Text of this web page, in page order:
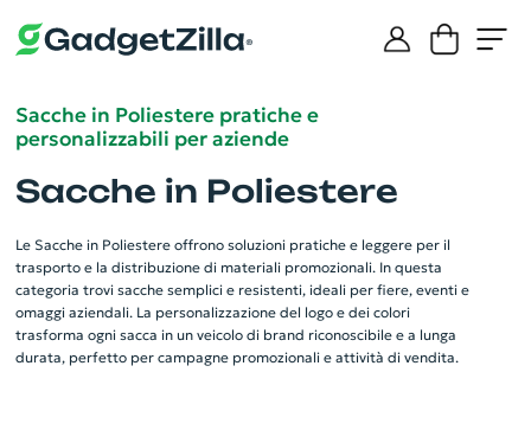
Sacche in Poliestere pratiche e
personalizzabili per aziende
Sacche in Poliestere
Le Sacche in Poliestere offrono soluzioni pratiche e leggere per il
trasporto e la distribuzione di materiali promozionali. In questa
categoria trovi sacche semplici e resistenti, ideali per fiere, eventi e
omaggi aziendali. La personalizzazione del logo e dei colori
trasforma ogni sacca in un veicolo di brand riconoscibile e a lunga
durata, perfetto per campagne promozionali e attività di vendita.